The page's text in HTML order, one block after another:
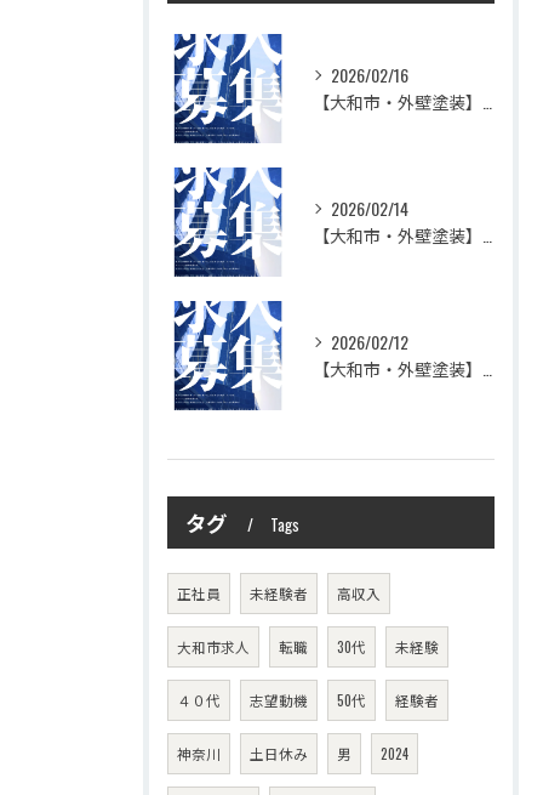
2026/02/16
【大和市・外壁塗装】株式会社シモダで一緒に働いてみませんか？職人さん募集中
2026/02/14
【大和市・外壁塗装】株式会社シモダの想い
2026/02/12
【大和市・外壁塗装】株式会社シモダ 一緒に働いてくれる職人さん大募集
タグ Tags
正社員 未経験者 高収入
大和市求人 転職 30代 未経験
４０代 志望動機 50代 経験者
神奈川 土日休み 男 2024